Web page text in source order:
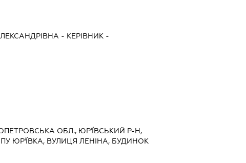
- КЕРІВНИК -
ОБЛ., ЮР'ЇВСЬКИЙ Р-Н,
ЮР'ЇВКА, ВУЛИЦЯ ЛЕНІНА, БУДИНОК